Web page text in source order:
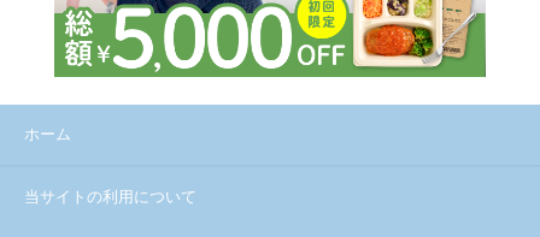
ホーム
当サイトの利用について